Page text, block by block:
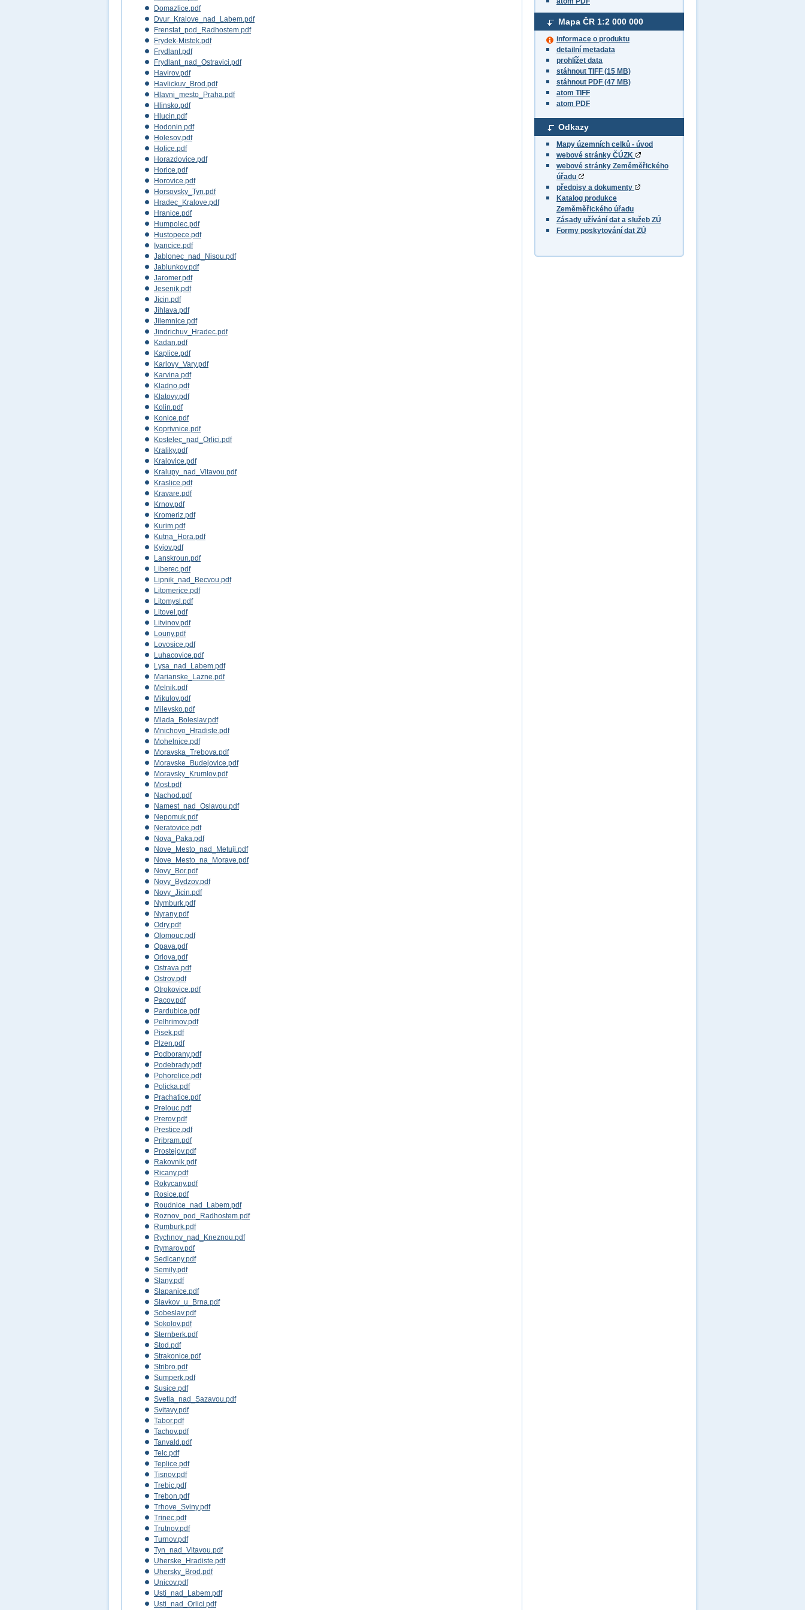
Mapa ČR 1:2 000 000
informace o produktu
detailní metadata
prohlížet data
stáhnout TIFF (15 MB)
stáhnout PDF (47 MB)
atom TIFF
atom PDF
Odkazy
Mapy územních celků - úvod
webové stránky ČÚZK
webové stránky Zeměměřického
úřadu
předpisy a dokumenty
Katalog produkce
Zeměměřického úřadu
Zásady užívání dat a služeb ZÚ
Formy poskytování dat ZÚ
Domazlice.pdf
Dvur_Kralove_nad_Labem.pdf
Frenstat_pod_Radhostem.pdf
Frydek-Mistek.pdf
Frydlant.pdf
Frydlant_nad_Ostravici.pdf
Havirov.pdf
Havlickuv_Brod.pdf
Hlavni_mesto_Praha.pdf
Hlinsko.pdf
Hlucin.pdf
Hodonin.pdf
Holesov.pdf
Holice.pdf
Horazdovice.pdf
Horice.pdf
Horovice.pdf
Horsovsky_Tyn.pdf
Hradec_Kralove.pdf
Hranice.pdf
Humpolec.pdf
Hustopece.pdf
Ivancice.pdf
Jablonec_nad_Nisou.pdf
Jablunkov.pdf
Jaromer.pdf
Jesenik.pdf
Jicin.pdf
Jihlava.pdf
Jilemnice.pdf
Jindrichuv_Hradec.pdf
Kadan.pdf
Kaplice.pdf
Karlovy_Vary.pdf
Karvina.pdf
Kladno.pdf
Klatovy.pdf
Kolin.pdf
Konice.pdf
Koprivnice.pdf
Kostelec_nad_Orlici.pdf
Kraliky.pdf
Kralovice.pdf
Kralupy_nad_Vltavou.pdf
Kraslice.pdf
Kravare.pdf
Krnov.pdf
Kromeriz.pdf
Kurim.pdf
Kutna_Hora.pdf
Kyjov.pdf
Lanskroun.pdf
Liberec.pdf
Lipnik_nad_Becvou.pdf
Litomerice.pdf
Litomysl.pdf
Litovel.pdf
Litvinov.pdf
Louny.pdf
Lovosice.pdf
Luhacovice.pdf
Lysa_nad_Labem.pdf
Marianske_Lazne.pdf
Melnik.pdf
Mikulov.pdf
Milevsko.pdf
Mlada_Boleslav.pdf
Mnichovo_Hradiste.pdf
Mohelnice.pdf
Moravska_Trebova.pdf
Moravske_Budejovice.pdf
Moravsky_Krumlov.pdf
Most.pdf
Nachod.pdf
Namest_nad_Oslavou.pdf
Nepomuk.pdf
Neratovice.pdf
Nova_Paka.pdf
Nove_Mesto_nad_Metuji.pdf
Nove_Mesto_na_Morave.pdf
Novy_Bor.pdf
Novy_Bydzov.pdf
Novy_Jicin.pdf
Nymburk.pdf
Nyrany.pdf
Odry.pdf
Olomouc.pdf
Opava.pdf
Orlova.pdf
Ostrava.pdf
Ostrov.pdf
Otrokovice.pdf
Pacov.pdf
Pardubice.pdf
Pelhrimov.pdf
Pisek.pdf
Plzen.pdf
Podborany.pdf
Podebrady.pdf
Pohorelice.pdf
Policka.pdf
Prachatice.pdf
Prelouc.pdf
Prerov.pdf
Prestice.pdf
Pribram.pdf
Prostejov.pdf
Rakovnik.pdf
Ricany.pdf
Rokycany.pdf
Rosice.pdf
Roudnice_nad_Labem.pdf
Roznov_pod_Radhostem.pdf
Rumburk.pdf
Rychnov_nad_Kneznou.pdf
Rymarov.pdf
Sedlcany.pdf
Semily.pdf
Slany.pdf
Slapanice.pdf
Slavkov_u_Brna.pdf
Sobeslav.pdf
Sokolov.pdf
Sternberk.pdf
Stod.pdf
Strakonice.pdf
Stribro.pdf
Sumperk.pdf
Susice.pdf
Svetla_nad_Sazavou.pdf
Svitavy.pdf
Tabor.pdf
Tachov.pdf
Tanvald.pdf
Telc.pdf
Teplice.pdf
Tisnov.pdf
Trebic.pdf
Trebon.pdf
Trhove_Sviny.pdf
Trinec.pdf
Trutnov.pdf
Turnov.pdf
Tyn_nad_Vltavou.pdf
Uherske_Hradiste.pdf
Uhersky_Brod.pdf
Unicov.pdf
Usti_nad_Labem.pdf
Usti_nad_Orlici.pdf